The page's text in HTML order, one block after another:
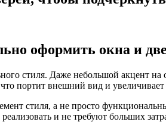
оформить окна и
стиля. Даже небольшой акцент на
портит внешний вид и увеличивает
стиля, а не просто
и не требуют больших